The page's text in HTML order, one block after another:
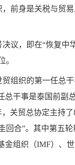
前身是关税与贸
议，即在“恢复
。
组织的第一任总
总干事是泰国前副
关贸总协定主持
回合”。其中第五
金组织（IMF）、